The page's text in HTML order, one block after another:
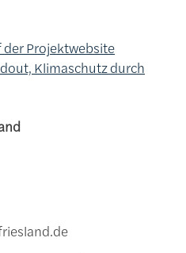
Projektwebsite
Klimaschutz durch